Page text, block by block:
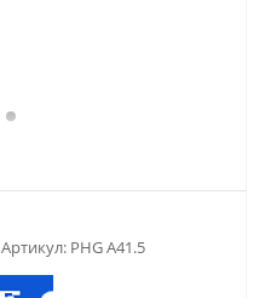
Артикул: PHG A41.5